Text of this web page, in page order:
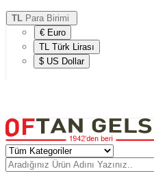
TL Para Birimi
€ Euro
TL Türk Lirası
$ US Dollar